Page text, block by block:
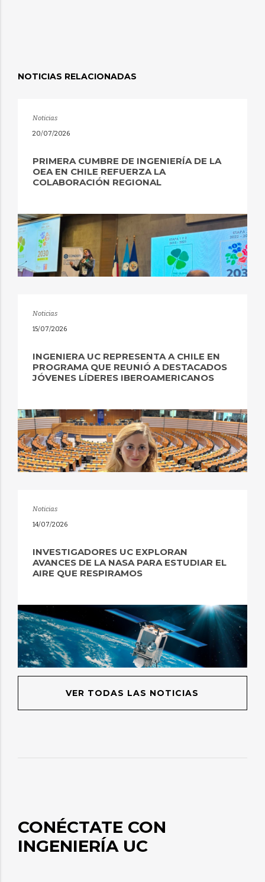
NOTICIAS RELACIONADAS
Noticias
20/07/2026
PRIMERA CUMBRE DE INGENIERÍA DE LA
OEA EN CHILE REFUERZA LA
COLABORACIÓN REGIONAL
Noticias
15/07/2026
INGENIERA UC REPRESENTA A CHILE EN
PROGRAMA QUE REUNIÓ A DESTACADOS
JÓVENES LÍDERES IBEROAMERICANOS
Noticias
14/07/2026
INVESTIGADORES UC EXPLORAN
AVANCES DE LA NASA PARA ESTUDIAR EL
AIRE QUE RESPIRAMOS
VER TODAS LAS NOTICIAS
CONÉCTATE CON
INGENIERÍA UC